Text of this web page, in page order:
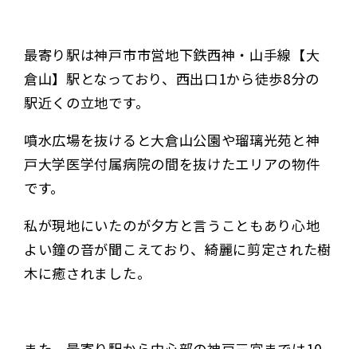
最寄り駅は神戸市市営地下鉄西神・山手線【大
倉山】駅となっており、西出口1から徒歩8分の
駅近くの立地です。
噴水広場を抜けると大倉山公園や瑠璃光苑と神
戸大学医学付属病院の間を抜けたエリアの物件
です。
私が現地にいたのが夕方と言うこともあり心地
よい鐘の音が聞こえており、綺麗に剪定された樹
木に癒されました。